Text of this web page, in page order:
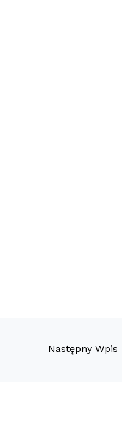
Następny Wpis